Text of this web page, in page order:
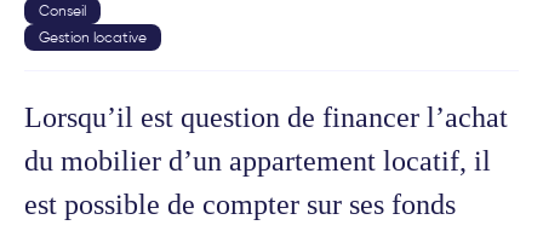
Conseil
Gestion locative
Lorsqu’il est question de financer l’achat
du mobilier d’un appartement locatif, il
est possible de compter sur ses fonds